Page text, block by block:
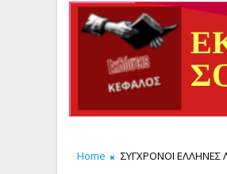
Home ΣΥΓΧΡΟΝΟΙ ΕΛΛΗΝΕΣ